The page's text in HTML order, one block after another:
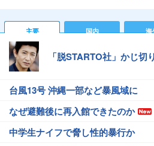
主要 国内 海
「脱STARTO社」かじ
台風13号 沖縄一部など暴風域に
なぜ避難後に再入館できたのか
中学生ナイフで脅し性的暴行か